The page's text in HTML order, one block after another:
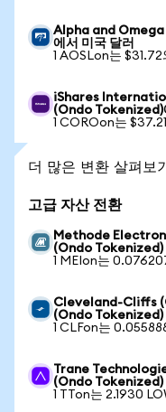
Alpha and
에서 미국 달러
1 AOSLon는 $31.72
iShares
(Ondo Tokenized)
1 COROon는
더 많은 변환 살펴보
고급 자산 전환
Methode
(Ondo Tokenized)
1 MEIon는
Cleveland-Cliffs
(Ondo Tokenized)
1 CLFon는
Trane
(Ondo Tokenized)
1 TTon는 2.1930